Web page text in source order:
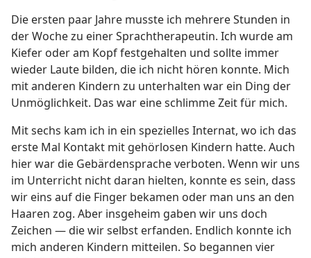
Die ersten paar Jahre musste ich mehrere Stunden in
der Woche zu einer Sprachtherapeutin. Ich wurde am
Kiefer oder am Kopf festgehalten und sollte immer
wieder Laute bilden, die ich nicht hören konnte. Mich
mit anderen Kindern zu unterhalten war ein Ding der
Unmöglichkeit. Das war eine schlimme Zeit für mich.
Mit sechs kam ich in ein spezielles Internat, wo ich das
erste Mal Kontakt mit gehörlosen Kindern hatte. Auch
hier war die Gebärdensprache verboten. Wenn wir uns
im Unterricht nicht daran hielten, konnte es sein, dass
wir eins auf die Finger bekamen oder man uns an den
Haaren zog. Aber insgeheim gaben wir uns doch
Zeichen — die wir selbst erfanden. Endlich konnte ich
mich anderen Kindern mitteilen. So begannen vier